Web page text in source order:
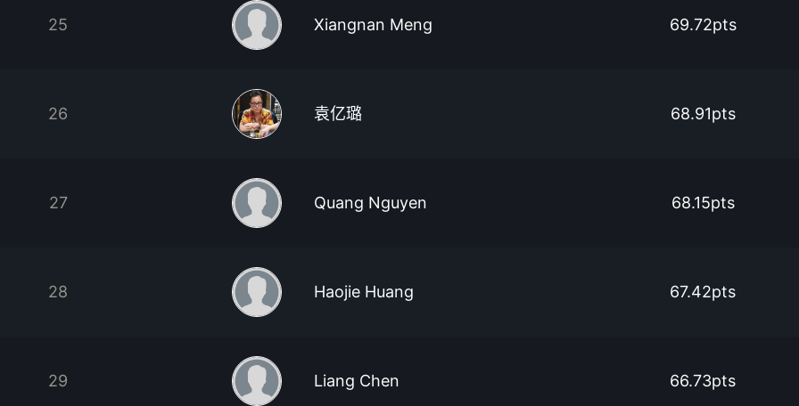
25 Xiangnan Meng 69.72pts
26 袁亿璐 68.91pts
27 Quang Nguyen 68.15pts
28 Haojie Huang 67.42pts
29 Liang Chen 66.73pts